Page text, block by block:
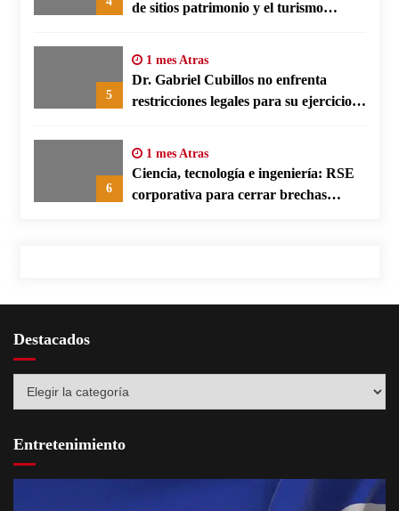
de sitios patrimonio y el turismo
5
1 mes Atras
Dr. Gabriel Cubillos no enfrenta
restricciones legales para su ejercicio,
6
1 mes Atras
Ciencia, tecnología e ingeniería: RSE
corporativa para cerrar brechas
Destacados
Entretenimiento